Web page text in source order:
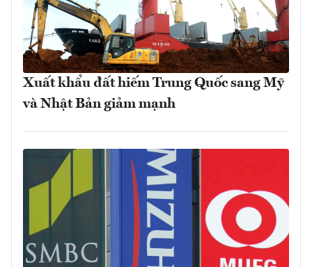
Xuất khẩu đất hiếm Trung Quốc sang Mỹ
và Nhật Bản giảm mạnh